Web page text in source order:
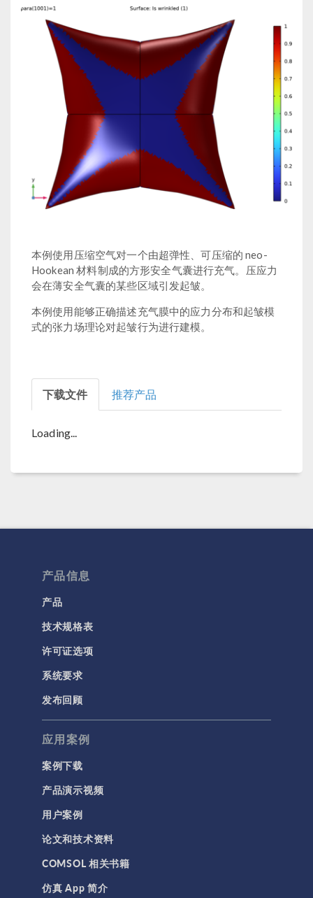
本例使用压缩空气对一个由超弹性、可压缩的 neo-
Hookean 材料制成的方形安全气囊进行充气。压应力
会在薄安全气囊的某些区域引发起皱。
本例使用能够正确描述充气膜中的应力分布和起皱模
式的张力场理论对起皱行为进行建模。
下载文件 推荐产品
Loading...
产品信息
产品
技术规格表
许可证选项
系统要求
发布回顾
应用案例
案例下载
产品演示视频
用户案例
论文和技术资料
COMSOL 相关书籍
仿真 App 简介